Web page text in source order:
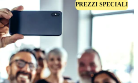
PREZZI SPECIALI